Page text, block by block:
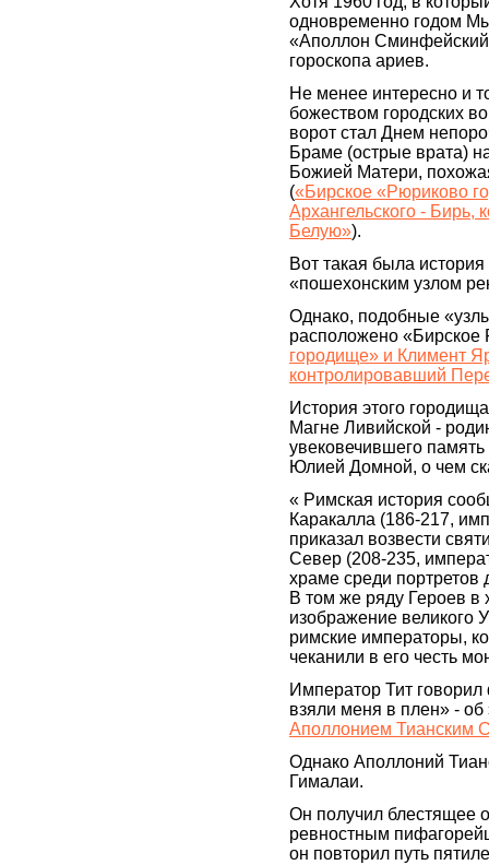
одновременно годом
«Аполлон
гороскопа ариев.
Не менее интересно и
божеством городских
ворот стал Днем
Браме (острые врата)
Божией Матери,
(«Бирское «Рюриково
Архангельского - Бирь,
Белую»).
Вот такая была
«пошехонским узлом
Однако, подобные
расположено
городище» и Климент
контролировавший
История этого
Магне Ливийской -
увековечившего
Юлией Домной, о чем
« Римская история
Каракалла (186-217,
приказал возвести
Север (208-235,
храме среди
В том же ряду Героев
изображение великого
римские императоры,
чеканили в его честь
Император Тит
взяли меня в плен» - об
Аполлонием Тианским
Однако Аполлоний
Гималаи.
Он получил блестящее
ревностным
он повторил путь